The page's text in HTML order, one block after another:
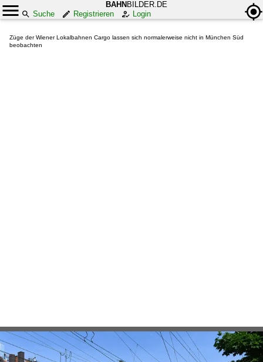
BAHN BILDER.DE
Suche
Registrieren Login
Züge der Wiener Lokalbahnen Cargo lassen sich normalerweise nicht in München Süd
beobachten